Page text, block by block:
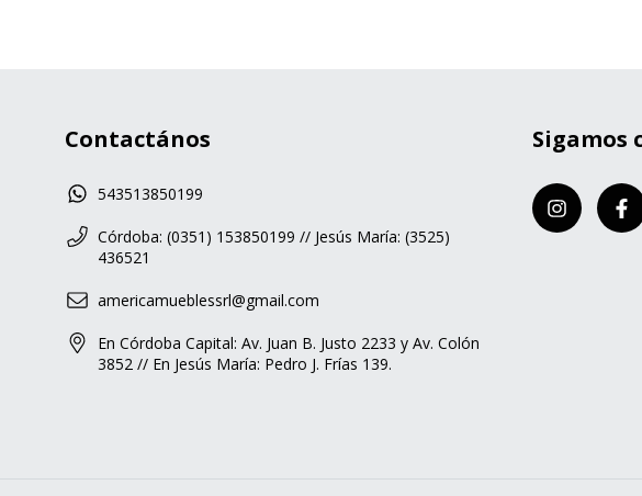
Contactános
543513850199
Córdoba: (0351) 153850199 // Jesús María: (3525)
436521
americamueblessrl@gmail.com
En Córdoba Capital: Av. Juan B. Justo 2233 y Av. Colón
3852 // En Jesús María: Pedro J. Frías 139.
Sigamos